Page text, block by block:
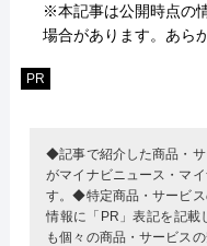
※本記事は公開時点の
場合があります。あら
PR
◆記事で紹介した商品・
がマイナビニュース・マ
す。◆特定商品・サービ
情報に「PR」表記を記
も個々の商品・サービス